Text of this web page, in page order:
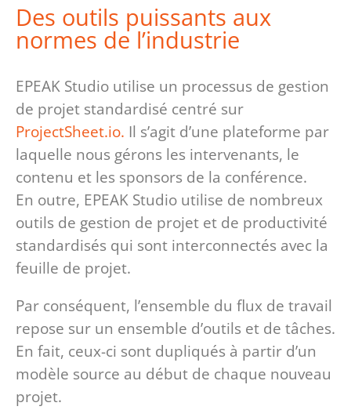
Des outils puissants aux
normes de l’industrie
EPEAK Studio utilise un processus de gestion
de projet standardisé centré sur
ProjectSheet.io. Il s’agit d’une plateforme par
laquelle nous gérons les intervenants, le
contenu et les sponsors de la conférence.
En outre, EPEAK Studio utilise de nombreux
outils de gestion de projet et de productivité
standardisés qui sont interconnectés avec la
feuille de projet.
Par conséquent, l’ensemble du flux de travail
repose sur un ensemble d’outils et de tâches.
En fait, ceux-ci sont dupliqués à partir d’un
modèle source au début de chaque nouveau
projet.